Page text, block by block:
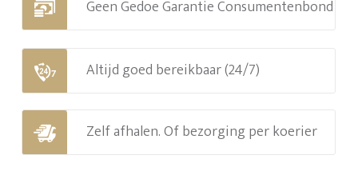
Geen Gedoe Garantie Consumentenbond
Altijd goed bereikbaar (24/7)
Zelf afhalen. Of bezorging per koerier